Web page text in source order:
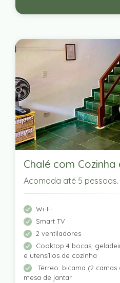
Chalé com
Acomoda até 5 pessoas.
Wi-Fi
Smart TV
2 ventiladores
Cooktop 4 bocas,
e utensílios de cozinha
Térreo: bicama (2
mesa de jantar